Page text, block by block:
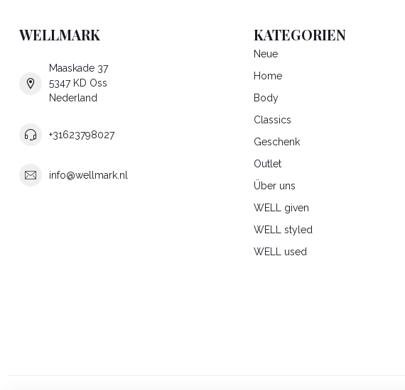
WELLMARK
Maaskade 37
5347 KD Oss
Nederland
+31623798027
info@wellmark.nl
KATEGORIEN
Neue
Home
Body
Classics
Geschenk
Outlet
Über uns
WELL given
WELL styled
WELL used